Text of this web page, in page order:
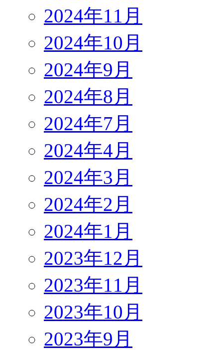
2024年11月
2024年10月
2024年9月
2024年8月
2024年7月
2024年4月
2024年3月
2024年2月
2024年1月
2023年12月
2023年11月
2023年10月
2023年9月